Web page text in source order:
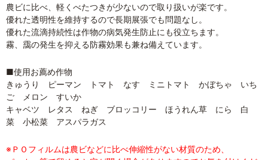
農ビに比べ、軽くべたつきが少ないので取り扱いが楽です。
優れた透明性を維持するので長期展張でも問題なし。
優れた流滴持続性は作物の病気発生防止にも役立ちます。
霧、靄の発生を抑える防霧効果も兼ね備えています。
■使用お薦め作物
きゅうり ピーマン トマト なす ミニトマト かぼちゃ いち
ご メロン すいか
キャベツ レタス ねぎ ブロッコリー ほうれん草 にら 白
菜 小松菜 アスパラガス
※ＰＯフィルムは農ビなどに比べ伸縮性がない材質のため、